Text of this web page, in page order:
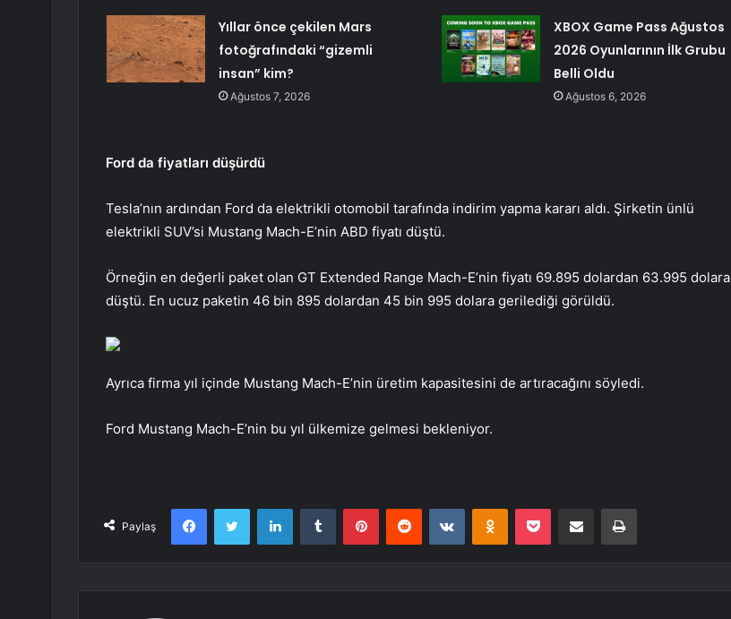
Yıllar önce çekilen Mars
fotoğrafındaki “gizemli
insan” kim?
Ağustos 7, 2026
XBOX Game Pass Ağustos
2026 Oyunlarının İlk Grubu
Belli Oldu
Ağustos 6, 2026
Ford da fiyatları düşürdü
Tesla’nın ardından Ford da elektrikli otomobil tarafında indirim yapma kararı aldı. Şirketin ünlü
elektrikli SUV’si Mustang Mach-E’nin ABD fiyatı düştü.
Örneğin en değerli paket olan GT Extended Range Mach-E’nin fiyatı 69.895 dolardan 63.995 dolara
düştü. En ucuz paketin 46 bin 895 dolardan 45 bin 995 dolara gerilediği görüldü.
Ayrıca firma yıl içinde Mustang Mach-E’nin üretim kapasitesini de artıracağını söyledi.
Ford Mustang Mach-E’nin bu yıl ülkemize gelmesi bekleniyor.
Paylaş
FacebookTwitter LinkedInTumblr PinterestReddit VKontakteOdnoklassniki
Pocket E-Posta ile paylaş Yazdır